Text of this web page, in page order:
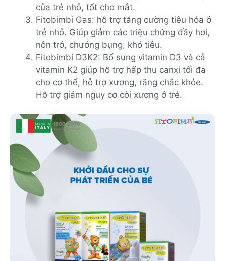
của trẻ nhỏ, tốt cho mắt.
Fitobimbi Gas: hỗ trợ tăng cường tiêu hóa ở
trẻ nhỏ. Giúp giảm các triệu chứng đầy hơi,
nôn trớ, chướng bụng, khó tiêu.
Fitobimbi D3K2: Bổ sung vitamin D3 và cả
vitamin K2 giúp hỗ trợ hấp thu canxi tối đa
cho cơ thể, hỗ trợ xương, răng chắc khỏe.
Hỗ trợ giảm nguy cơ còi xương ở trẻ.